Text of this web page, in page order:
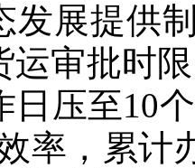
发展提供
运审批时
日压至10
率，累计